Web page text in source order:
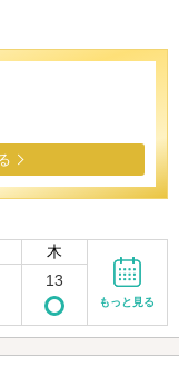
木
13
もっと見る